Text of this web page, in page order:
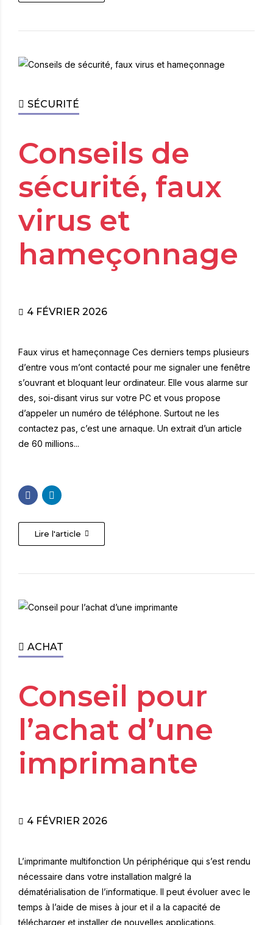
SÉCURITÉ
Conseils de
sécurité, faux
virus et
hameçonnage
4 FÉVRIER 2026
Faux virus et hameçonnage Ces derniers temps plusieurs
d’entre vous m’ont contacté pour me signaler une fenêtre
s’ouvrant et bloquant leur ordinateur. Elle vous alarme sur
des, soi-disant virus sur votre PC et vous propose
d’appeler un numéro de téléphone. Surtout ne les
contactez pas, c’est une arnaque. Un extrait d’un article
de 60 millions...
Lire l'article
ACHAT
Conseil pour
l’achat d’une
imprimante
4 FÉVRIER 2026
L’imprimante multifonction Un périphérique qui s’est rendu
nécessaire dans votre installation malgré la
dématérialisation de l’informatique. Il peut évoluer avec le
temps à l’aide de mises à jour et il a la capacité de
télécharger et installer de nouvelles applications.